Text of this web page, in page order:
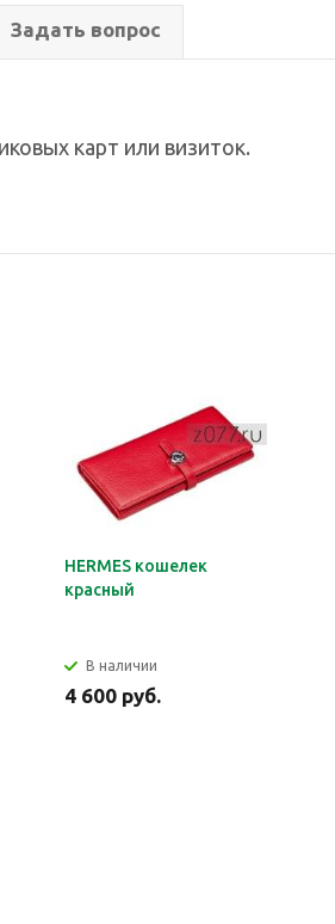
Задать вопрос
карт или визиток.
HERMES кошелек
красный
В наличии
4 600 руб.